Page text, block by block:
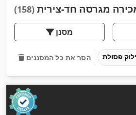
מגרסה חד-צירית (158)
מסנן
הסר את כל המסננים